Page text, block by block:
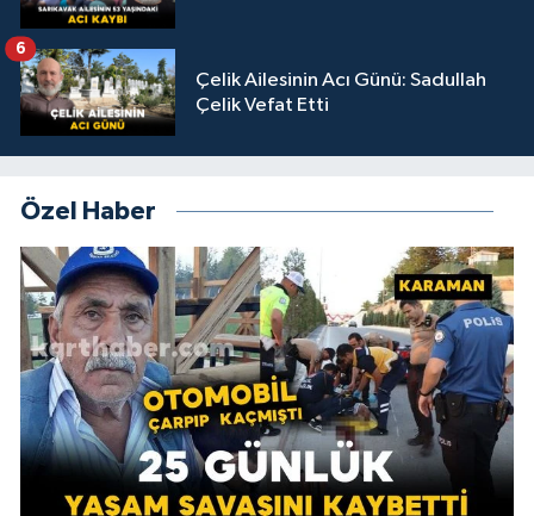
Çelik Ailesinin Acı Günü: Sadullah
Çelik Vefat Etti
6
Özel Haber